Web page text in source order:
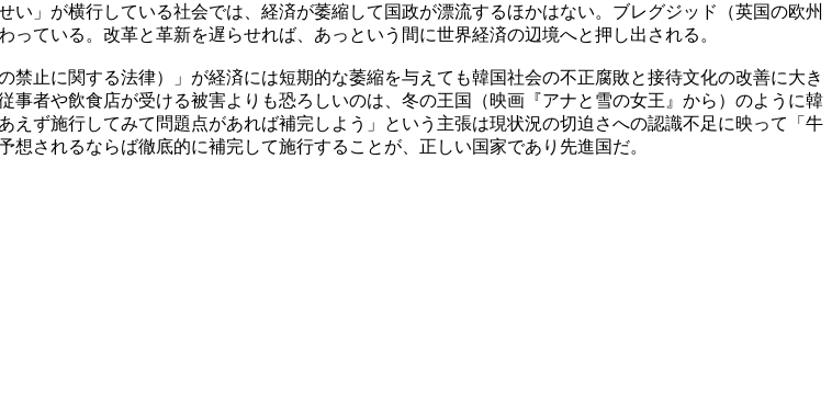
」が横行している社会では、経済が萎縮して国政が漂流するほかはない。ブレグジッド（英国の欧州
ている。改革と革新を遅らせれば、あっという間に世界経済の辺境へと押し出される。
止に関する法律）」が経済には短期的な萎縮を与えても韓国社会の不正腐敗と接待文化の改善に大き
者や飲食店が受ける被害よりも恐ろしいのは、冬の王国（映画『アナと雪の女王』から）のように韓
ず施行してみて問題点があれば補完しよう」という主張は現状況の切迫さへの認識不足に映って「牛
されるならば徹底的に補完して施行することが、正しい国家であり先進国だ。